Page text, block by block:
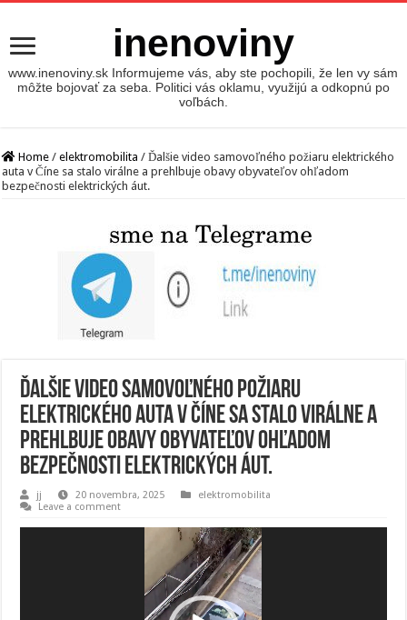
inenoviny
www.inenoviny.sk Informujeme vás, aby ste pochopili, že len vy sám
môžte bojovať za seba. Politici vás oklamu, využijú a odkopnú po
voľbách.
Home / elektromobilita / Ďalšie video samovoľného požiaru elektrického
auta v Číne sa stalo virálne a prehlbuje obavy obyvateľov ohľadom
bezpečnosti elektrických áut.
Ďalšie video samovoľného požiaru
elektrického auta v Číne sa stalo virálne a
prehlbuje obavy obyvateľov ohľadom
bezpečnosti elektrických áut.
jj 20 novembra, 2025
elektromobilita
Leave a comment